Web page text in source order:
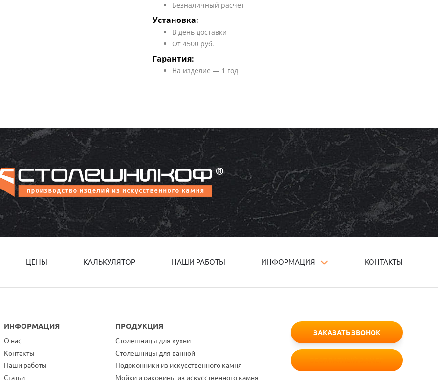
Безналичный расчет
Установка:
В день доставки
От 4500 руб.
Гарантия:
На изделие — 1 год
ЦЕНЫ КАЛЬКУЛЯТОР НАШИ РАБОТЫ ИНФОРМАЦИЯ КОНТАКТЫ
ИНФОРМАЦИЯ
О нас
Контакты
Наши работы
Статьи
ПРОДУКЦИЯ
Столешницы для кухни
Столешницы для ванной
Подоконники из искусственного камня
Мойки и раковины из искусственного камня
ЗАКАЗАТЬ ЗВОНОК